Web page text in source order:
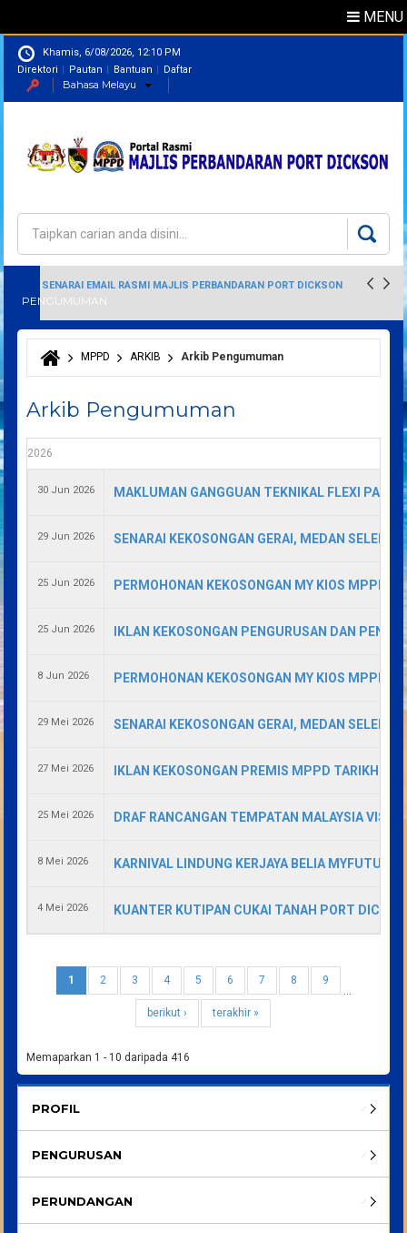
MENU
Khamis, 6/08/2026, 12:10 PM
Direktori
Pautan Bantuan Daftar
Bahasa Melayu
Borang carian
PENGUMUMAN
SENARAI EMAIL RASMI MAJLIS PERBANDARAN PORT DICKSON
Anda di sini
MPPD ARKIB Arkib Pengumuman
Arkib Pengumuman
2026
30 Jun 2026 MAKLUMAN GANGGUAN TEKNIKAL FLEXI
29 Jun 2026 SENARAI KEKOSONGAN GERAI, MEDAN
25 Jun 2026 PERMOHONAN KEKOSONGAN MY KIOS MPPD.
25 Jun 2026 IKLAN KEKOSONGAN PENGURUSAN DAN
8 Jun 2026 PERMOHONAN KEKOSONGAN MY KIOS MPPD.
29 Mei 2026 SENARAI KEKOSONGAN GERAI, MEDAN
27 Mei 2026 IKLAN KEKOSONGAN PREMIS MPPD TARIKH
25 Mei 2026 DRAF RANCANGAN TEMPATAN MALAYSIA
8 Mei 2026 KARNIVAL LINDUNG KERJAYA BELIA
4 Mei 2026 KUANTER KUTIPAN CUKAI TANAH PORT
1 2 3 4 5 6 7 8
9
berikut ›
terakhir »
Memaparkan 1 - 10 daripada 416
PROFIL
PENGURUSAN
PERUNDANGAN